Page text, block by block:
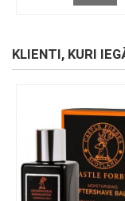
KLIENTI, KURI